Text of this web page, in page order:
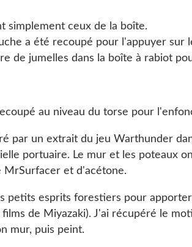
simplement ceux de la boîte.
a été recoupé pour l'appuyer sur
de jumelles dans la boîte à rabiot
au niveau du torse pour
par un extrait du jeu Warthunder
portuaire. Le mur et les poteaux
MrSurfacer et d'acétone.
petits esprits forestiers pour
de Miyazaki). J'ai récupéré le
mur, puis peint.